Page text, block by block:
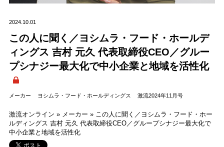
2024.10.01
この人に聞く／ヨシムラ・フード・ホールデ
ィングス 吉村 元久 代表取締役CEO／グルー
プシナジー最大化で中小企業と地域を活性化
メーカー ヨシムラ・フード・ホールディングス 激流2024年11月号
激流オンライン » メーカー » この人に聞く／ヨシムラ・フード・ホー
ルディングス 吉村 元久 代表取締役CEO／グループシナジー最大化で
中小企業と地域を活性化